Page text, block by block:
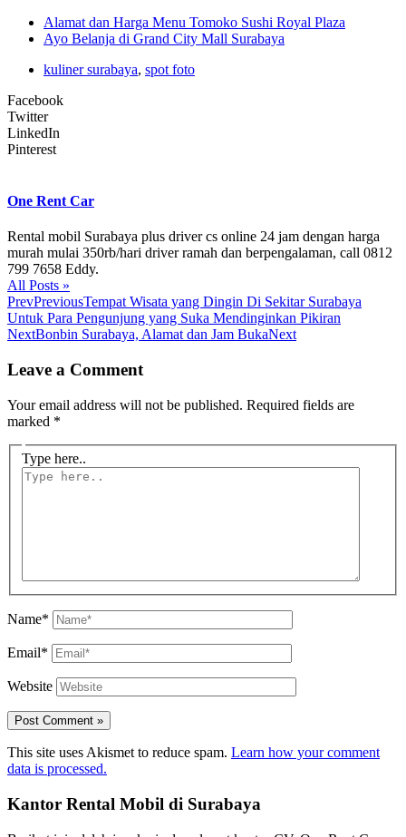
Alamat dan Harga Menu Tomoko Sushi Royal Plaza
Ayo Belanja di Grand City Mall Surabaya
kuliner surabaya, spot foto
Facebook
Twitter
LinkedIn
Pinterest
One Rent Car
Rental mobil Surabaya plus driver cs online 24 jam dengan harga
murah mulai 350rb/hari driver ramah dan berpengalaman, call 0812
799 7658 Eddy.
All Posts »
PrevPreviousTempat Wisata yang Dingin Di Sekitar Surabaya
Untuk Para Pengunjung yang Suka Mendinginkan Pikiran
NextBonbin Surabaya, Alamat dan Jam BukaNext
Leave a Comment
Your email address will not be published. Required fields are
marked *
Type here..
Name*
Email*
Website
This site uses Akismet to reduce spam. Learn how your comment
data is processed.
Kantor Rental Mobil di Surabaya